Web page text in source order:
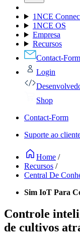
1NCE
1NCE OS
Empresa
Recursos
Contact-Form
Login
Shop
Contact-Form
Suporte ao
Home /
Recursos /
Central De
Sim IoT Para
Controle
de cultivos